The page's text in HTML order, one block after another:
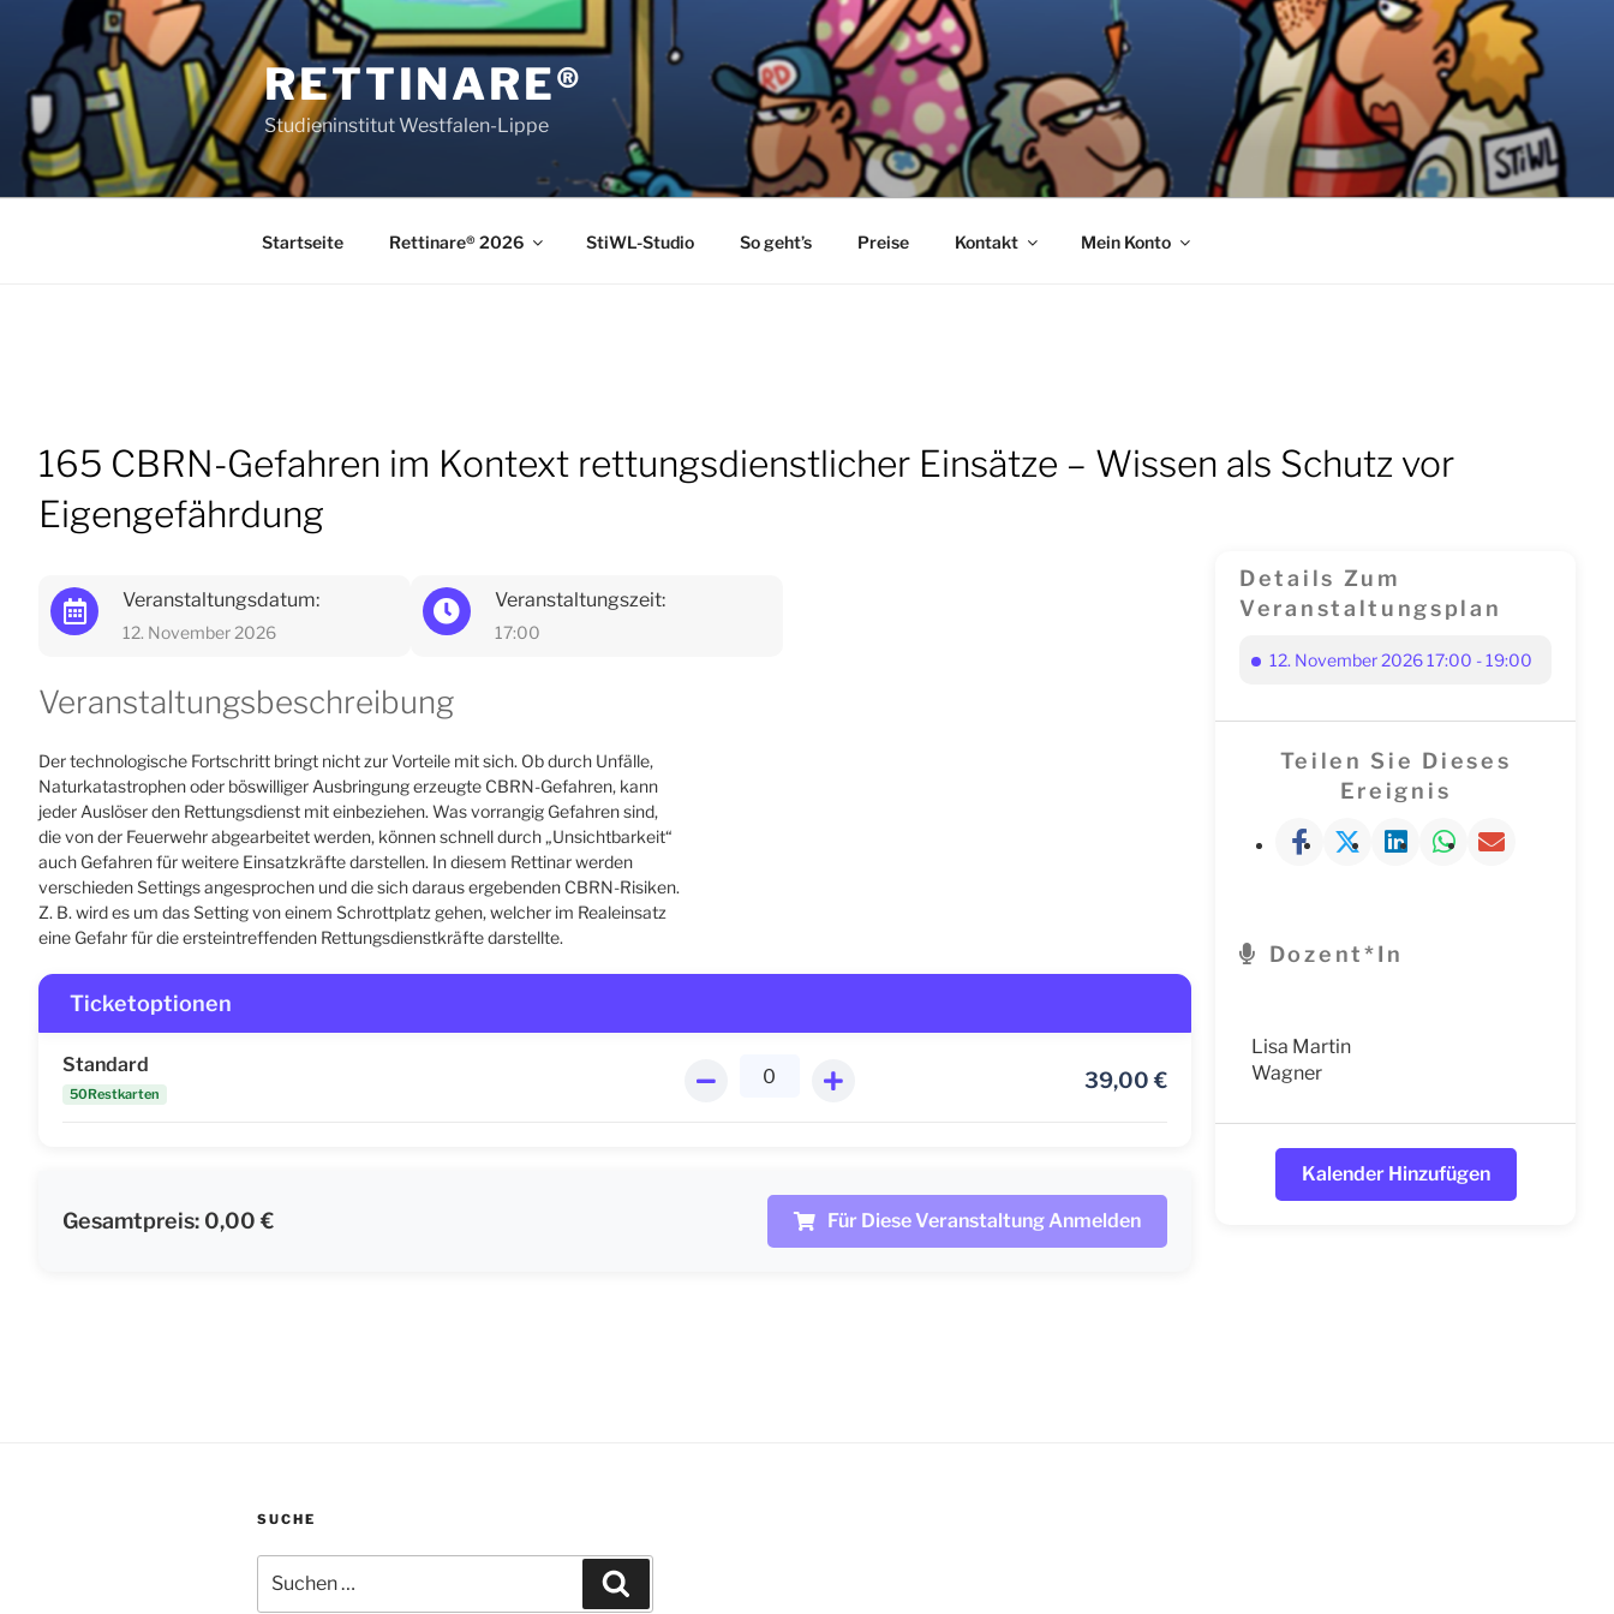
springen
RETTINARE®
Studieninstitut Westfalen-Lippe
Startseite Rettinare® 2026 StiWL-Studio So geht’s Preise Kontakt Mein Konto
165 CBRN-Gefahren im Kontext rettungsdienstlicher Einsätze – Wissen als Schutz vor
Eigengefährdung
Veranstaltungsdatum:
12. November 2026
Veranstaltungszeit:
17:00
Veranstaltungsbeschreibung
Der technologische Fortschritt bringt nicht zur Vorteile mit sich. Ob durch Unfälle,
Naturkatastrophen oder böswilliger Ausbringung erzeugte CBRN-Gefahren, kann
jeder Auslöser den Rettungsdienst mit einbeziehen. Was vorrangig Gefahren sind,
die von der Feuerwehr abgearbeitet werden, können schnell durch „Unsichtbarkeit“
auch Gefahren für weitere Einsatzkräfte darstellen. In diesem Rettinar werden
verschieden Settings angesprochen und die sich daraus ergebenden CBRN-Risiken.
Z. B. wird es um das Setting von einem Schrottplatz gehen, welcher im Realeinsatz
eine Gefahr für die ersteintreffenden Rettungsdienstkräfte darstellte.
Ticketoptionen
Standard
50Restkarten
39,00 €
Gesamtpreis: 0,00 € Für Diese Veranstaltung Anmelden
Details Zum
Veranstaltungsplan
12. November 2026 17:00 - 19:00
Teilen Sie Dieses
Ereignis
Dozent*in
Lisa Martin
Wagner
Kalender Hinzufügen
SUCHE
nach: